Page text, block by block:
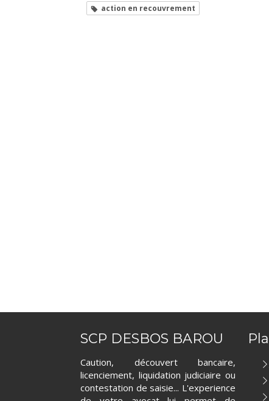
action en recouvrement
SCP DESBOS BAROU
Caution, découvert bancaire,
licenciement, liquidation judiciaire ou
contestation de saisie... L'experience